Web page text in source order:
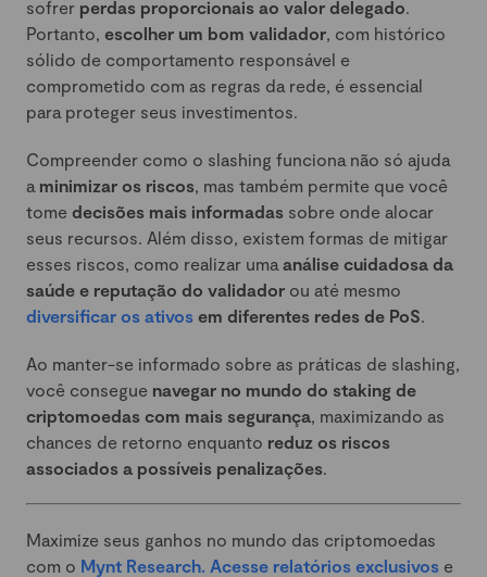
sofrer perdas proporcionais ao valor delegado.
Portanto, escolher um bom validador, com histórico
sólido de comportamento responsável e
comprometido com as regras da rede, é essencial
para proteger seus investimentos.
Compreender como o slashing funciona não só ajuda
a minimizar os riscos, mas também permite que você
tome decisões mais informadas sobre onde alocar
seus recursos. Além disso, existem formas de mitigar
esses riscos, como realizar uma análise cuidadosa da
saúde e reputação do validador ou até mesmo
diversificar os ativos em diferentes redes de PoS.
Ao manter-se informado sobre as práticas de slashing,
você consegue navegar no mundo do staking de
criptomoedas com mais segurança, maximizando as
chances de retorno enquanto reduz os riscos
associados a possíveis penalizações.
Maximize seus ganhos no mundo das criptomoedas
com o Mynt Research. Acesse relatórios exclusivos e